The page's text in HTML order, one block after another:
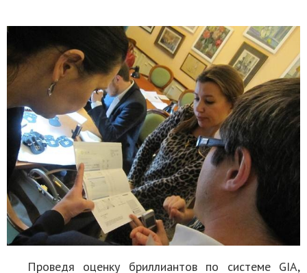
Проведя оценку бриллиантов по системе GIA,